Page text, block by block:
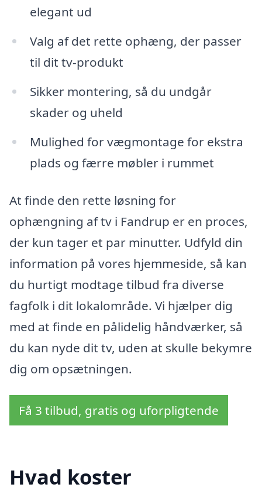
elegant ud
Valg af det rette ophæng, der passer
til dit tv-produkt
Sikker montering, så du undgår
skader og uheld
Mulighed for vægmontage for ekstra
plads og færre møbler i rummet
At finde den rette løsning for
ophængning af tv i Fandrup er en proces,
der kun tager et par minutter. Udfyld din
information på vores hjemmeside, så kan
du hurtigt modtage tilbud fra diverse
fagfolk i dit lokalområde. Vi hjælper dig
med at finde en pålidelig håndværker, så
du kan nyde dit tv, uden at skulle bekymre
dig om opsætningen.
Få 3 tilbud, gratis og uforpligtende
Hvad koster